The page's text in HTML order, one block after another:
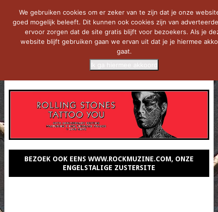
BEZOEK OOK EENS WWW.ROCKMUZINE.COM, ONZE
ENGELSTALIGE ZUSTERSITE
We gebruiken cookies om er zeker van te zijn dat je onze
goed mogelijk beleeft. Dit kunnen ook cookies zijn van
ervoor zorgen dat de site gratis blijft voor bezoekers. Als je
website blijft gebruiken gaan we ervan uit dat je je hiermee
gaat.
Ik ga hiermee akkoord